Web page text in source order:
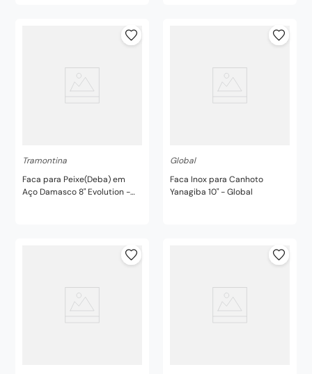
Tramontina
Faca para Peixe(Deba) em
Aço Damasco 8" Evolution -
Global
Faca Inox para Canhoto
Yanagiba 10" - Global